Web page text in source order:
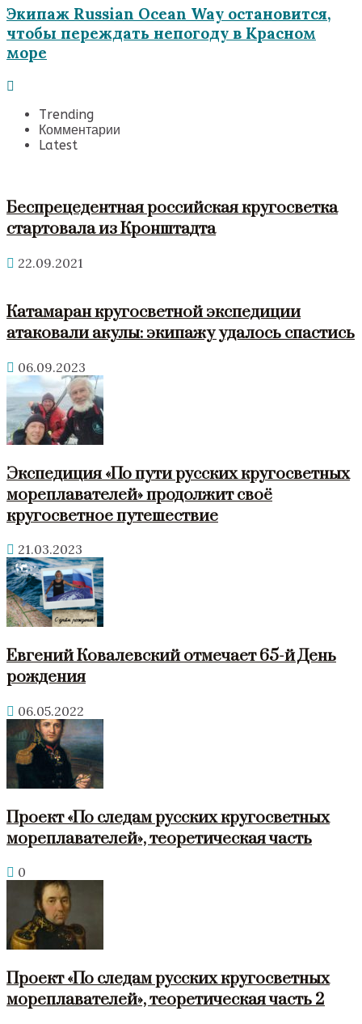
Экипаж Russian Ocean Way остановится,
чтобы переждать непогоду в Красном
море
Trending
Комментарии
Latest
Беспрецедентная российская кругосветка
стартовала из Кронштадта
22.09.2021
Катамаран кругосветной экспедиции
атаковали акулы: экипажу удалось спастись
06.09.2023
Экспедиция «По пути русских кругосветных
мореплавателей» продолжит своё
кругосветное путешествие
21.03.2023
Евгений Ковалевский отмечает 65-й День
рождения
06.05.2022
Проект «По следам русских кругосветных
мореплавателей», теоретическая часть
0
Проект «По следам русских кругосветных
мореплавателей», теоретическая часть 2